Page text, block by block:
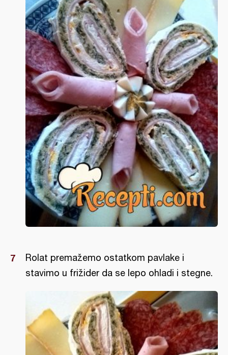
Rolat premažemo ostatkom pavlake i
stavimo u frižider da se lepo ohladi i stegne.